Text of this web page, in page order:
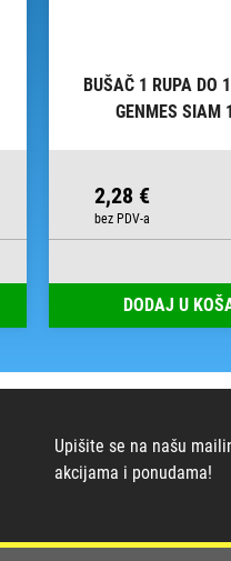
BUŠAČ 1 RUPA DO
GENMES SIAM
2,28 €
DODAJ U
Upišite se na našu
akcijama i ponudama!